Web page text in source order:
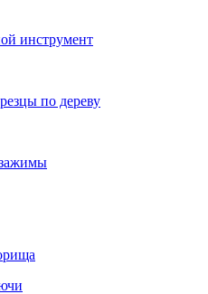
инструмент
по дереву